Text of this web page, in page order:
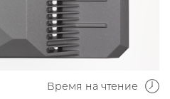
Время на чтение